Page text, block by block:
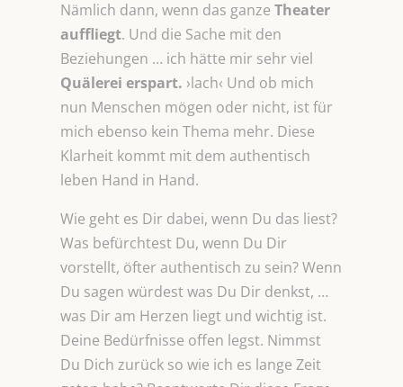
Nämlich dann, wenn das ganzeTheater
auffliegt. Und die Sache mit den
Beziehungen … ich hätte mir sehr viel
Quälerei erspart. ›lach‹ Und ob mich
nun Menschen mögen oder nicht, ist für
mich ebenso kein Thema mehr. Diese
Klarheit kommt mit dem authentisch
leben Hand in Hand.
Wie geht es Dir dabei, wenn Du das liest?
Was befürchtest Du, wenn Du Dir
vorstellt, öfter authentisch zu sein? Wenn
Du sagen würdest was Du Dir denkst, …
was Dir am Herzen liegt und wichtig ist.
Deine Bedürfnisse offen legst. Nimmst
Du Dich zurück so wie ich es lange Zeit